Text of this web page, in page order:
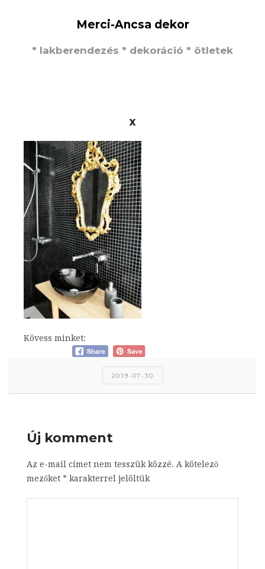
Merci-Ancsa dekor
* lakberendezés * dekoráció * ötletek
x
Kövess minket:
2019-07-30
Új komment
Az e-mail címet nem tesszük közzé. A kötelező
mezőket * karakterrel jelöltük